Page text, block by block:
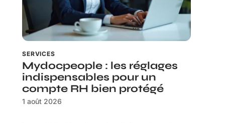
SERVICES
Mydocpeople : les réglages
indispensables pour un
compte RH bien protégé
1 août 2026